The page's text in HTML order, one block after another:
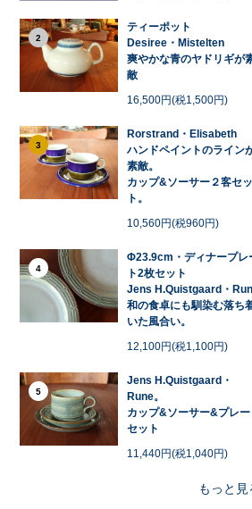
2
ティーポット
Desiree・Mistelten
爽やかな青のヤドリギが
敵
16,500円(税1,500円)
3
Rorstrand・Elisabeth
ハンドペイントのライン
素敵。
カップ&ソーサー２客セッ
ト。
10,560円(税960円)
4
Φ23.9cm・ディナープレ
ト2枚セット
Jens H.Quistgaard・
和の食卓にも馴染む落ち
いた風合い。
12,100円(税1,100円)
5
Jens H.Quistgaard・
Rune。
カップ&ソーサー&プレー
セット
11,440円(税1,040円)
もっと見